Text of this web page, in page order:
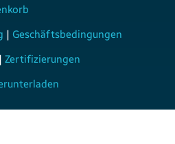
| Geschäftsbedingungen
| Zertifizierungen